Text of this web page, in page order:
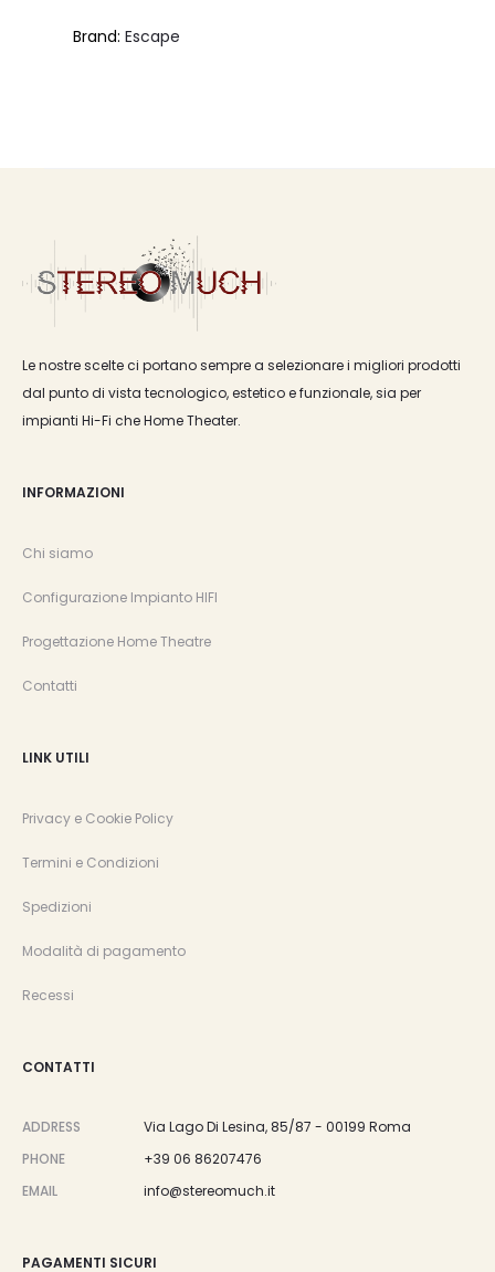
Brand: Escape
Le nostre scelte ci portano sempre a selezionare i migliori prodotti
dal punto di vista tecnologico, estetico e funzionale, sia per
impianti Hi-Fi che Home Theater.
INFORMAZIONI
Chi siamo
Configurazione Impianto HIFI
Progettazione Home Theatre
Contatti
LINK UTILI
Privacy e Cookie Policy
Termini e Condizioni
Spedizioni
Modalità di pagamento
Recessi
CONTATTI
ADDRESS
Via Lago Di Lesina, 85/87 - 00199 Roma
PHONE
+39 06 86207476
EMAIL
info@stereomuch.it
PAGAMENTI SICURI